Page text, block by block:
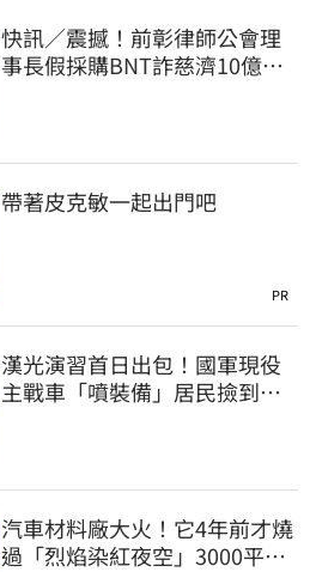
快訊／震撼！前彰律師公會理
事長假採購BNT詐慈濟10億、
帶著皮克敏一起出門吧
PR
漢光演習首日出包！國軍現役
主戰車「噴裝備」居民撿到零
汽車材料廠大火！它4年前才燒
過「烈焰染紅夜空」3000平方